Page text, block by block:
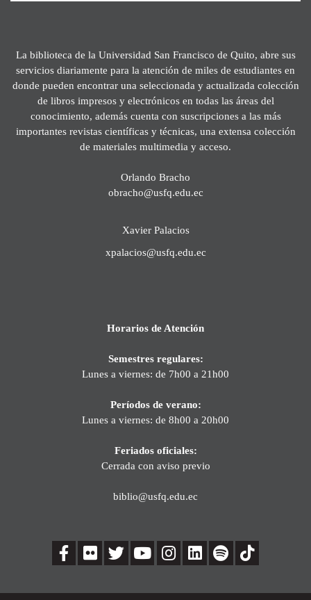
La biblioteca de la Universidad San Francisco de Quito, abre sus
servicios diariamente para la atención de miles de estudiantes en
donde pueden encontrar una seleccionada y actualizada colección
de libros impresos y electrónicos en todas las áreas del
conocimiento, además cuenta con suscripciones a las más
importantes revistas científicas y técnicas, una extensa colección
de materiales multimedia y acceso.
Orlando Bracho
obracho@usfq.edu.ec
Xavier Palacios
xpalacios@usfq.edu.ec
Horarios de Atención
Semestres regulares:
Lunes a viernes: de 7h00 a 21h00
Períodos de verano:
Lunes a viernes: de 8h00 a 20h00
Feriados oficiales:
Cerrada con aviso previo
biblio@usfq.edu.ec